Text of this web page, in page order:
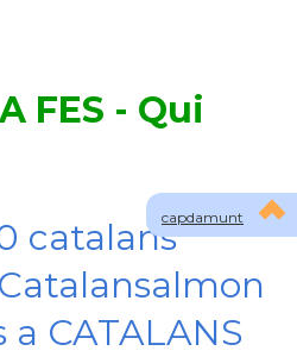
capdamunt
FES - Qui
catalans
a CATALANS